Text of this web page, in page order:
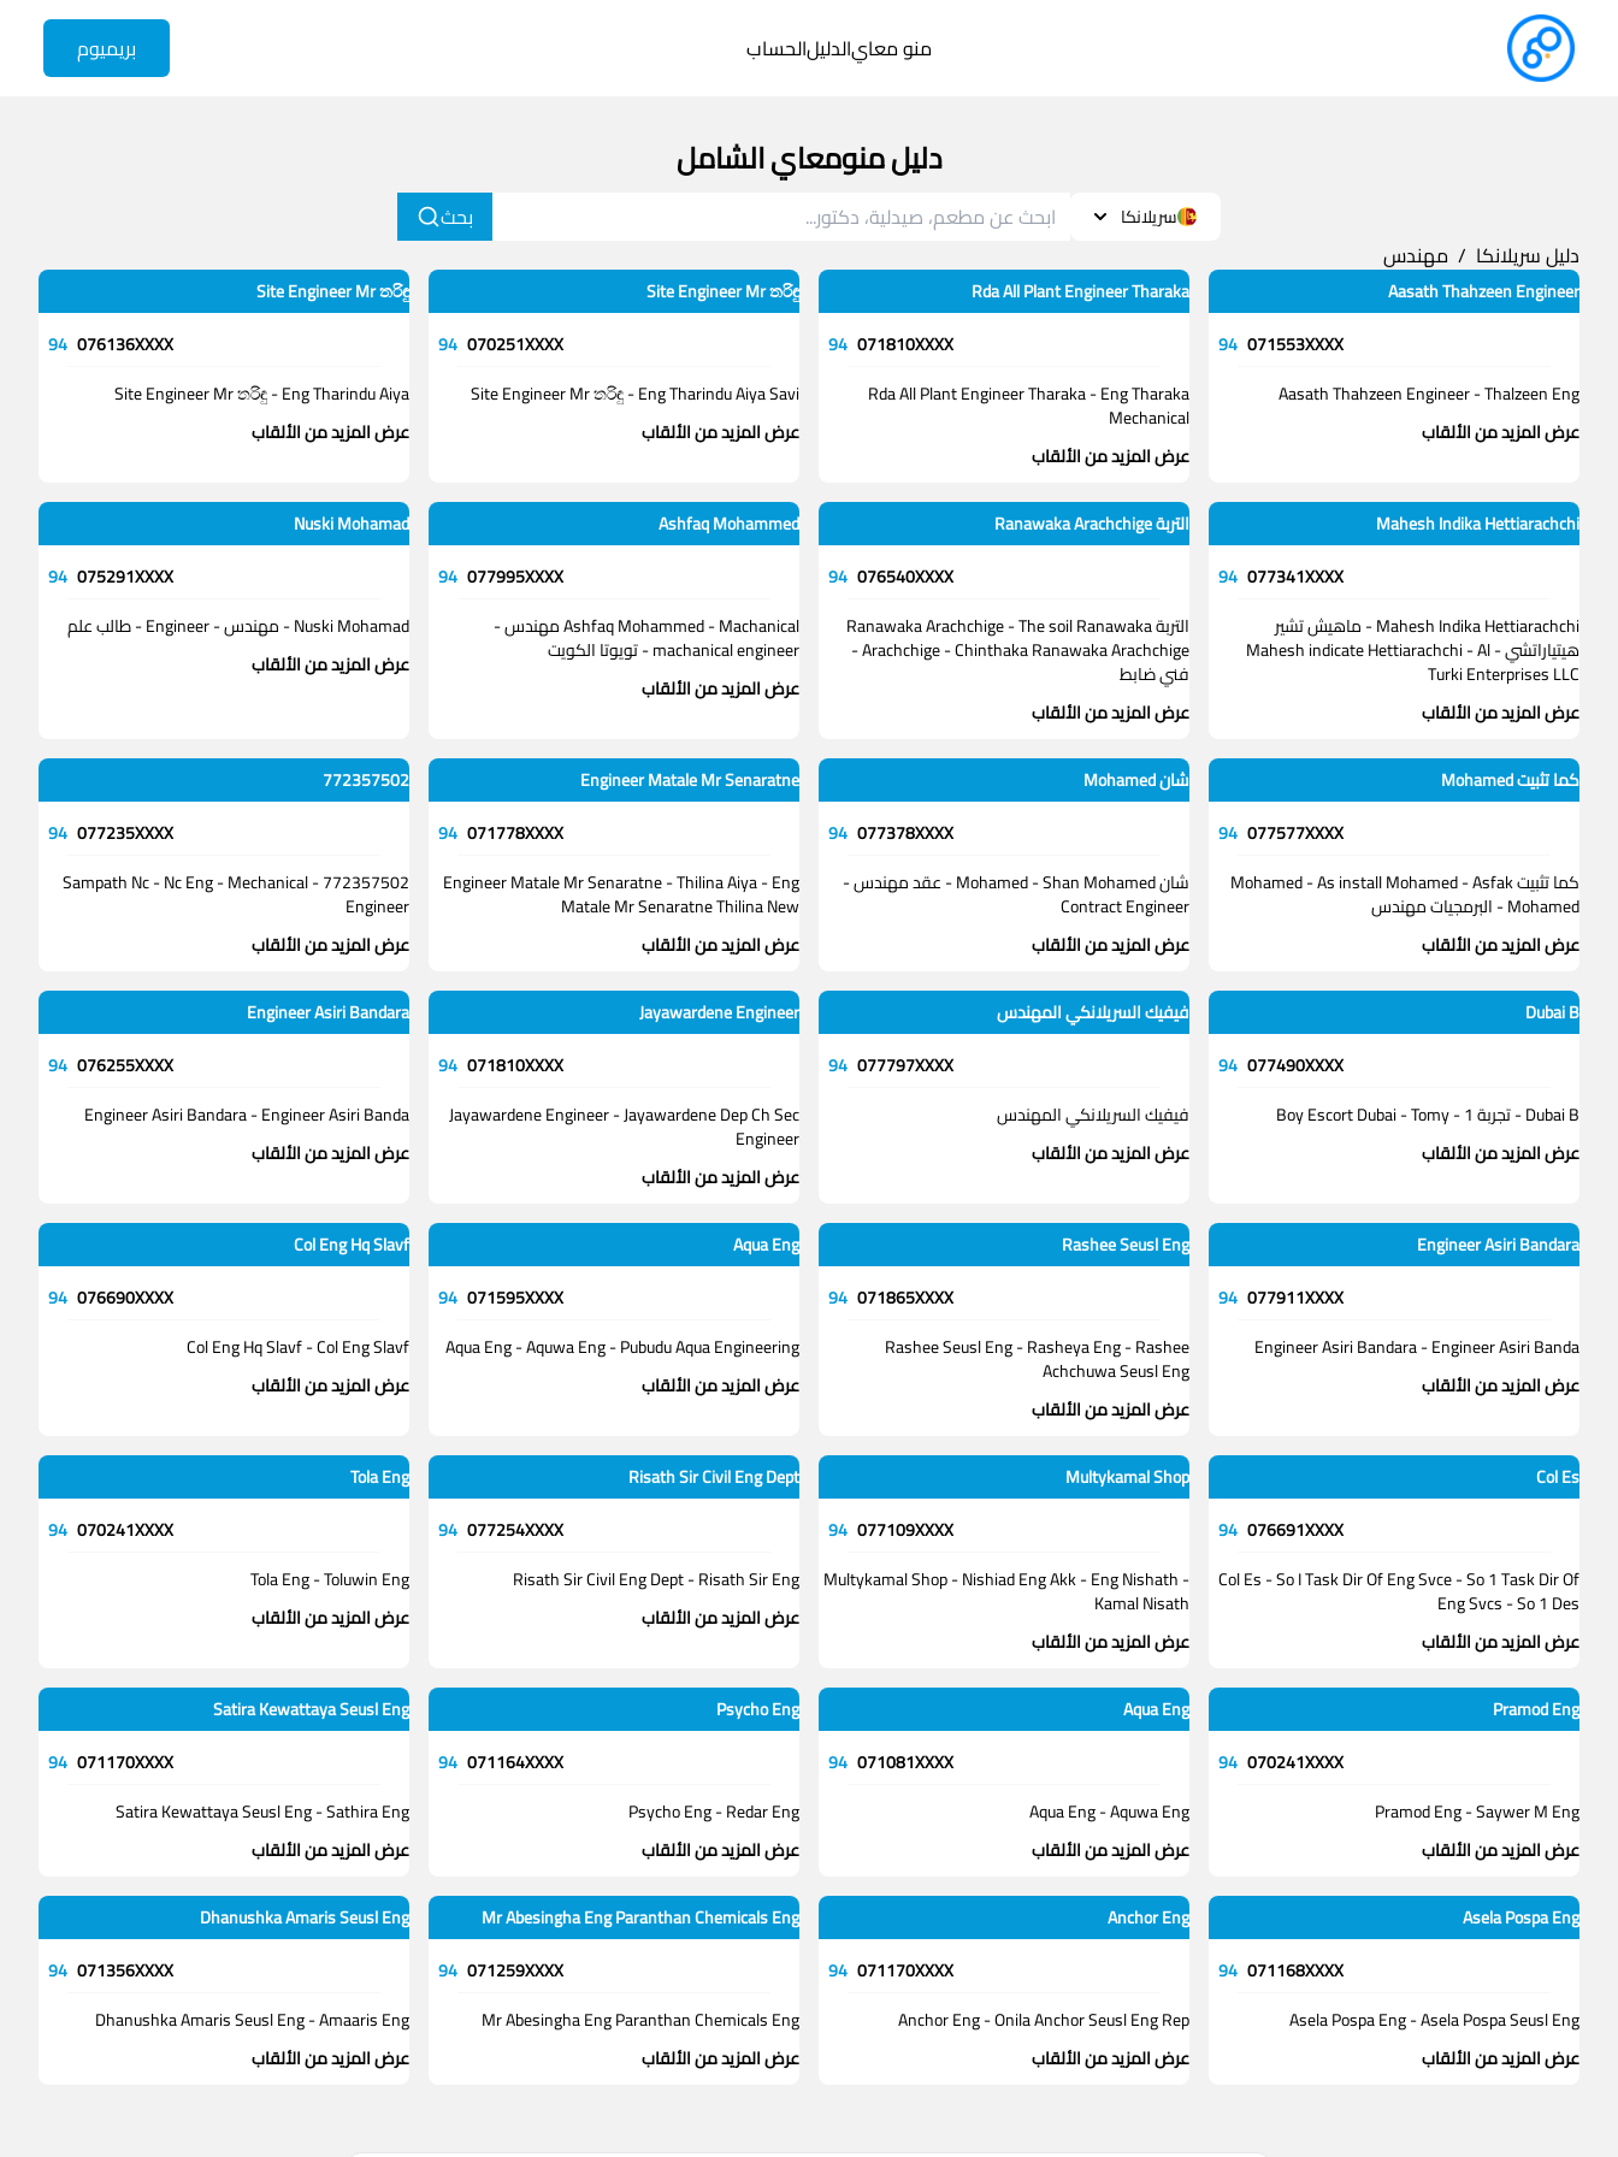
منو معايالدليلالحساب بريميوم
دليل منومعاي الشامل
سريلانكا
بحث
دليل سريلانكا / مهندس
Aasath Thahzeen Engineer
94 071553XXXX
Aasath Thahzeen Engineer - Thalzeen Eng
عرض المزيد من الألقاب
Rda All Plant Engineer Tharaka
94 071810XXXX
Rda All Plant Engineer Tharaka - Eng Tharaka
Mechanical
عرض المزيد من الألقاب
Site Engineer Mr තරිඳු
94 070251XXXX
Site Engineer Mr තරිඳු - Eng Tharindu Aiya Savi
عرض المزيد من الألقاب
Site Engineer Mr තරිඳු
94 076136XXXX
Site Engineer Mr තරිඳු - Eng Tharindu Aiya
عرض المزيد من الألقاب
Mahesh Indika Hettiarachchi
94 077341XXXX
Mahesh Indika Hettiarachchi - ماهيش تشير
هيتياراتشي - Mahesh indicate Hettiarachchi - Al
Turki Enterprises LLC
عرض المزيد من الألقاب
التربة Ranawaka Arachchige
94 076540XXXX
التربة Ranawaka Arachchige - The soil Ranawaka
Arachchige - Chinthaka Ranawaka Arachchige -
فني ضابط
عرض المزيد من الألقاب
Ashfaq Mohammed
94 077995XXXX
Ashfaq Mohammed - Machanical مهندس -
machanical engineer - تويوتا الكويت
عرض المزيد من الألقاب
Nuski Mohamad
94 075291XXXX
Nuski Mohamad - مهندس - Engineer - طالب علم
عرض المزيد من الألقاب
كما تثبيت Mohamed
94 077577XXXX
كما تثبيت Mohamed - As install Mohamed - Asfak
Mohamed - البرمجيات مهندس
عرض المزيد من الألقاب
شان Mohamed
94 077378XXXX
شان Mohamed - Shan Mohamed - عقد مهندس -
Contract Engineer
عرض المزيد من الألقاب
Engineer Matale Mr Senaratne
94 071778XXXX
Engineer Matale Mr Senaratne - Thilina Aiya - Eng
Matale Mr Senaratne Thilina New
عرض المزيد من الألقاب
772357502
94 077235XXXX
772357502 - Sampath Nc - Nc Eng - Mechanical
Engineer
عرض المزيد من الألقاب
Dubai B
94 077490XXXX
Dubai B - تجربة 1 - Boy Escort Dubai - Tomy
عرض المزيد من الألقاب
فيفيك السريلانكي المهندس
94 077797XXXX
فيفيك السريلانكي المهندس
عرض المزيد من الألقاب
Jayawardene Engineer
94 071810XXXX
Jayawardene Engineer - Jayawardene Dep Ch Sec
Engineer
عرض المزيد من الألقاب
Engineer Asiri Bandara
94 076255XXXX
Engineer Asiri Bandara - Engineer Asiri Banda
عرض المزيد من الألقاب
Engineer Asiri Bandara
94 077911XXXX
Engineer Asiri Bandara - Engineer Asiri Banda
عرض المزيد من الألقاب
Rashee Seusl Eng
94 071865XXXX
Rashee Seusl Eng - Rasheya Eng - Rashee
Achchuwa Seusl Eng
عرض المزيد من الألقاب
Aqua Eng
94 071595XXXX
Aqua Eng - Aquwa Eng - Pubudu Aqua Engineering
عرض المزيد من الألقاب
Col Eng Hq Slavf
94 076690XXXX
Col Eng Hq Slavf - Col Eng Slavf
عرض المزيد من الألقاب
Col Es
94 076691XXXX
Col Es - So I Task Dir Of Eng Svce - So 1 Task Dir Of
Eng Svcs - So 1 Des
عرض المزيد من الألقاب
Multykamal Shop
94 077109XXXX
Multykamal Shop - Nishiad Eng Akk - Eng Nishath -
Kamal Nisath
عرض المزيد من الألقاب
Risath Sir Civil Eng Dept
94 077254XXXX
Risath Sir Civil Eng Dept - Risath Sir Eng
عرض المزيد من الألقاب
Tola Eng
94 070241XXXX
Tola Eng - Toluwin Eng
عرض المزيد من الألقاب
Pramod Eng
94 070241XXXX
Pramod Eng - Saywer M Eng
عرض المزيد من الألقاب
Aqua Eng
94 071081XXXX
Aqua Eng - Aquwa Eng
عرض المزيد من الألقاب
Psycho Eng
94 071164XXXX
Psycho Eng - Redar Eng
عرض المزيد من الألقاب
Satira Kewattaya Seusl Eng
94 071170XXXX
Satira Kewattaya Seusl Eng - Sathira Eng
عرض المزيد من الألقاب
Asela Pospa Eng
94 071168XXXX
Asela Pospa Eng - Asela Pospa Seusl Eng
عرض المزيد من الألقاب
Anchor Eng
94 071170XXXX
Anchor Eng - Onila Anchor Seusl Eng Rep
عرض المزيد من الألقاب
Mr Abesingha Eng Paranthan Chemicals Eng
94 071259XXXX
Mr Abesingha Eng Paranthan Chemicals Eng
عرض المزيد من الألقاب
Dhanushka Amaris Seusl Eng
94 071356XXXX
Dhanushka Amaris Seusl Eng - Amaaris Eng
عرض المزيد من الألقاب